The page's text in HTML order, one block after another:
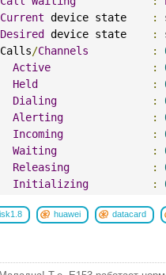
Current device state :
Desired device state :
/Channels :
Active
:
Held
:
Dialing
:
Alerting
:
Incoming
:
Waiting
:
Releasing
:
Initializing
:
huawei datacard